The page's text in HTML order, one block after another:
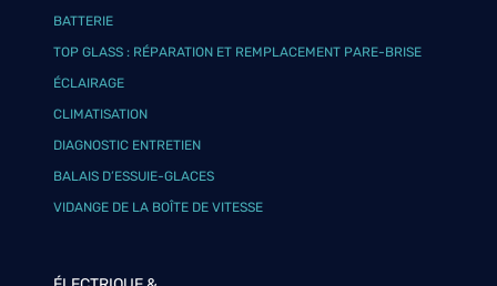
BATTERIE
TOP GLASS : RÉPARATION ET REMPLACEMENT PARE-BRISE
ÉCLAIRAGE
CLIMATISATION
DIAGNOSTIC ENTRETIEN
BALAIS D’ESSUIE-GLACES
VIDANGE DE LA BOÎTE DE VITESSE